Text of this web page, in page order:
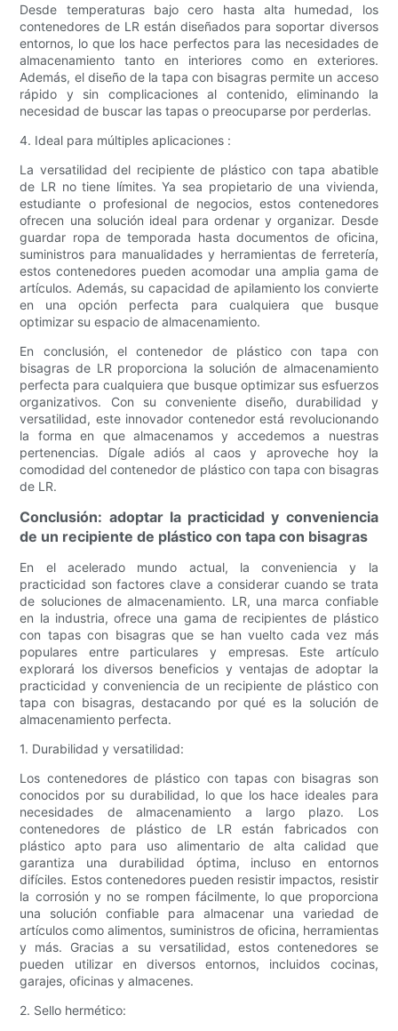
Desde temperaturas bajo cero hasta alta humedad, los
contenedores de LR están diseñados para soportar diversos
entornos, lo que los hace perfectos para las necesidades de
almacenamiento tanto en interiores como en exteriores.
Además, el diseño de la tapa con bisagras permite un acceso
rápido y sin complicaciones al contenido, eliminando la
necesidad de buscar las tapas o preocuparse por perderlas.
4. Ideal para múltiples aplicaciones :
La versatilidad del recipiente de plástico con tapa abatible
de LR no tiene límites. Ya sea propietario de una vivienda,
estudiante o profesional de negocios, estos contenedores
ofrecen una solución ideal para ordenar y organizar. Desde
guardar ropa de temporada hasta documentos de oficina,
suministros para manualidades y herramientas de ferretería,
estos contenedores pueden acomodar una amplia gama de
artículos. Además, su capacidad de apilamiento los convierte
en una opción perfecta para cualquiera que busque
optimizar su espacio de almacenamiento.
En conclusión, el contenedor de plástico con tapa con
bisagras de LR proporciona la solución de almacenamiento
perfecta para cualquiera que busque optimizar sus esfuerzos
organizativos. Con su conveniente diseño, durabilidad y
versatilidad, este innovador contenedor está revolucionando
la forma en que almacenamos y accedemos a nuestras
pertenencias. Dígale adiós al caos y aproveche hoy la
comodidad del contenedor de plástico con tapa con bisagras
de LR.
Conclusión: adoptar la practicidad y conveniencia
de un recipiente de plástico con tapa con bisagras
En el acelerado mundo actual, la conveniencia y la
practicidad son factores clave a considerar cuando se trata
de soluciones de almacenamiento. LR, una marca confiable
en la industria, ofrece una gama de recipientes de plástico
con tapas con bisagras que se han vuelto cada vez más
populares entre particulares y empresas. Este artículo
explorará los diversos beneficios y ventajas de adoptar la
practicidad y conveniencia de un recipiente de plástico con
tapa con bisagras, destacando por qué es la solución de
almacenamiento perfecta.
1. Durabilidad y versatilidad:
Los contenedores de plástico con tapas con bisagras son
conocidos por su durabilidad, lo que los hace ideales para
necesidades de almacenamiento a largo plazo. Los
contenedores de plástico de LR están fabricados con
plástico apto para uso alimentario de alta calidad que
garantiza una durabilidad óptima, incluso en entornos
difíciles. Estos contenedores pueden resistir impactos, resistir
la corrosión y no se rompen fácilmente, lo que proporciona
una solución confiable para almacenar una variedad de
artículos como alimentos, suministros de oficina, herramientas
y más. Gracias a su versatilidad, estos contenedores se
pueden utilizar en diversos entornos, incluidos cocinas,
garajes, oficinas y almacenes.
2. Sello hermético: